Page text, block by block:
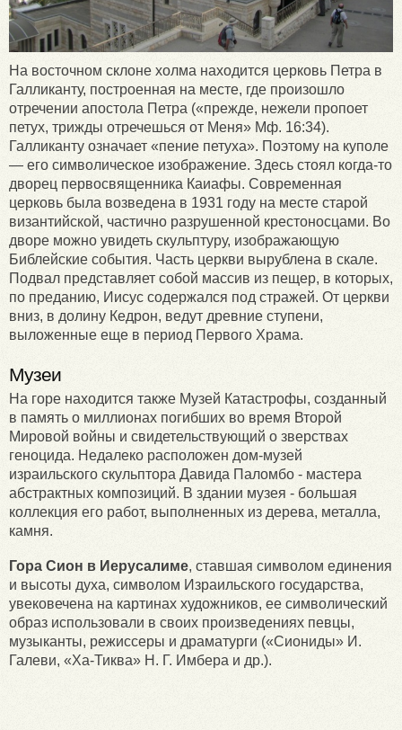
На восточном склоне холма находится церковь Петра в
Галликанту, построенная на месте, где произошло
отречении апостола Петра («прежде, нежели пропоет
петух, трижды отречешься от Меня» Мф. 16:34).
Галликанту означает «пение петуха». Поэтому на куполе
— его символическое изображение. Здесь стоял когда-то
дворец первосвященника Каиафы. Современная
церковь была возведена в 1931 году на месте старой
византийской, частично разрушенной крестоносцами. Во
дворе можно увидеть скульптуру, изображающую
Библейские события. Часть церкви вырублена в скале.
Подвал представляет собой массив из пещер, в которых,
по преданию, Иисус содержался под стражей. От церкви
вниз, в долину Кедрон, ведут древние ступени,
выложенные еще в период Первого Храма.
Музеи
На горе находится также Музей Катастрофы, созданный
в память о миллионах погибших во время Второй
Мировой войны и свидетельствующий о зверствах
геноцида. Недалеко расположен дом-музей
израильского скульптора Давида Паломбо - мастера
абстрактных композиций. В здании музея - большая
коллекция его работ, выполненных из дерева, металла,
камня.
Гора Сион в Иерусалиме, ставшая символом единения
и высоты духа, символом Израильского государства,
увековечена на картинах художников, ее символический
образ использовали в своих произведениях певцы,
музыканты, режиссеры и драматурги («Сиониды» И.
Галеви, «Ха-Тиква» Н. Г. Имбера и др.).